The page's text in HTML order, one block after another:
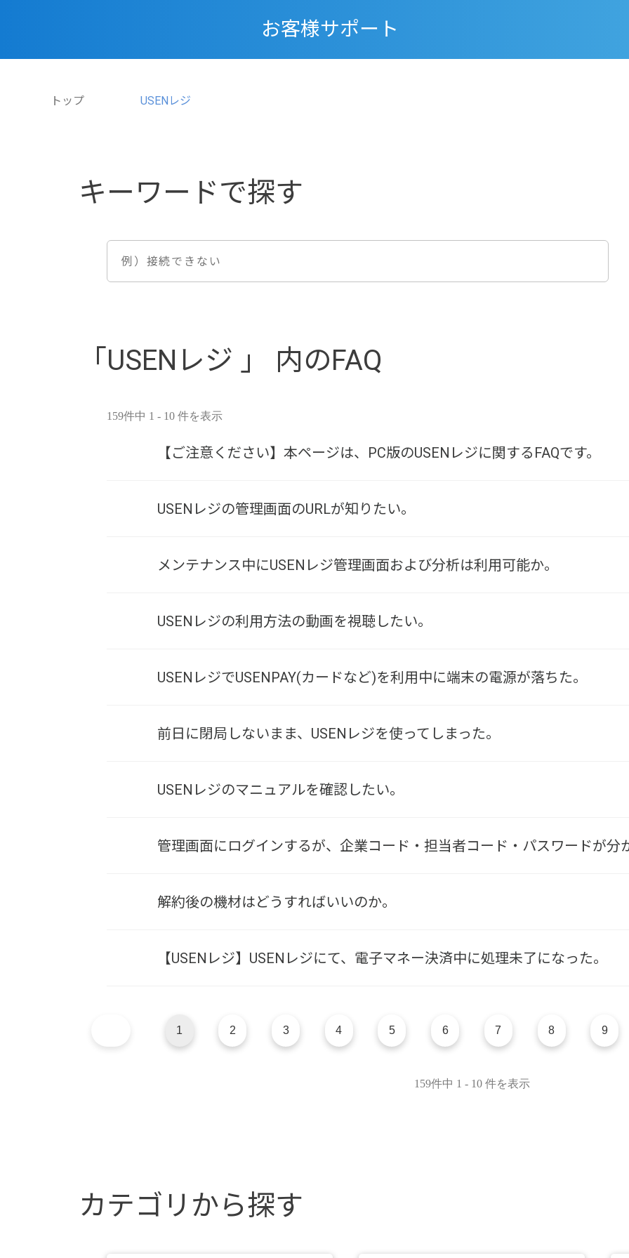
お客様サポート
トップ USENレジ
「USENレジ 」 内のFAQ
159件中 1 - 10 件を表示
【ご注意ください】本ページは、PC版のUSENレジに関するFAQです。
USENレジの管理画面のURLが知りたい。
メンテナンス中にUSENレジ管理画面および分析は利用可能か。
USENレジの利用方法の動画を視聴したい。
USENレジでUSENPAY(カードなど)を利用中に端末の電源が落ちた。
前日に閉局しないまま、USENレジを使ってしまった。
USENレジのマニュアルを確認したい。
管理画面にログインするが、企業コード・担当者コード・パスワードが分
解約後の機材はどうすればいいのか。
【USENレジ】USENレジにて、電子マネー決済中に処理未了になった。
159件中 1 - 10 件を表示
1 2 3 4 5 6 7 8 9
カテゴリから探す